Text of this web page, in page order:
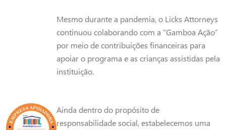
Mesmo durante a pandemia, o Licks Attorneys
continuou colaborando com a “Gamboa Ação”
por meio de contribuições financeiras para
apoiar o programa e as crianças assistidas pela
instituição.
Ainda dentro do propósito de
responsabilidade social, estabelecemos uma